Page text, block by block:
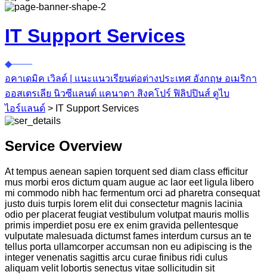
IT Support Services
อคาเดมิค เวิลด์ | แนะแนวเรียนต่อต่างประเทศ อังกฤษ อเมริกา
ออสเตรเลีย นิวซีแลนด์ แคนาดา สิงคโปร์ ฟิลิปปินส์ ดูไบ
ไอร์แลนด์ > IT Support Services
Service Overview
At tempus aenean sapien torquent sed diam class efficitur
mus morbi eros dictum quam augue ac laor eet ligula libero
mi commodo nibh hac fermentum orci ad pharetra consequat
justo duis turpis lorem elit dui consectetur magnis lacinia
odio per placerat feugiat vestibulum volutpat mauris mollis
primis imperdiet posu ere ex enim gravida pellentesque
vulputate malesuada dictumst fames interdum cursus an te
tellus porta ullamcorper accumsan non eu adipiscing is the
integer venenatis sagittis arcu curae finibus ridi culus
aliquam velit lobortis senectus vitae sollicitudin sit